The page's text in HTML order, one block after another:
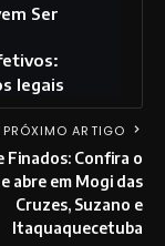
Ser
legais
PRÓXIMO ARTIGO
Finados: Confira o
abre em Mogi das
Cruzes, Suzano e
Itaquaquecetuba